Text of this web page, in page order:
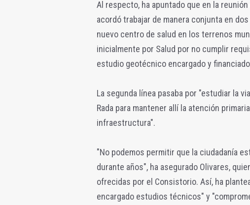
Al respecto, ha apuntado que en la
acordó trabajar de manera conjunta en
nuevo centro de salud en los terrenos
inicialmente por Salud por no cumplir
estudio geotécnico encargado y
La segunda línea pasaba por "estudiar la
Rada para mantener allí la atención
infraestructura".
"No podemos permitir que la ciudadanía
durante años", ha asegurado Olivares,
ofrecidas por el Consistorio. Así, ha
encargado estudios técnicos" y